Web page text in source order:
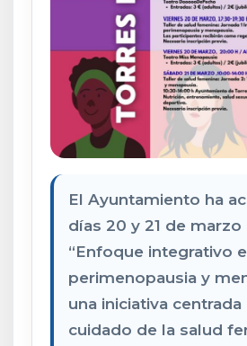
El Ayuntamiento ha
días 20 y 21 de
“Enfoque integrativo
perimenopausia y
una iniciativa centrada
cuidado de la salud